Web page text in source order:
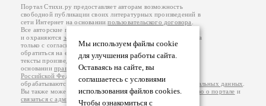
Мы используем файлы cookie
для улучшения работы сайта.
Оставаясь на сайте, вы
соглашаетесь с условиями
использования файлов cookies.
Чтобы ознакомиться с
Портал Стихи.ру предоставляет авторам возможность
свободной публикации своих литературных произведений в
сети Интернет на основаниипользовательского договора
Все авторские права на произведения принадлежат авторам
и охраняются законом
. Перепечатка произведений возможна
только с согласия его автора, к которому вы можете
обратиться на его авторской странице. Ответственность за
тексты произведений авторы несут самостоятельно на
основанииправил публикацииизаконодательства
Российской Федерации
обрабатываются на основанииПолитики обработки персональных данных
Вы также можете посмотреть более подробнуюинформацию о портале и
связаться с администрацией